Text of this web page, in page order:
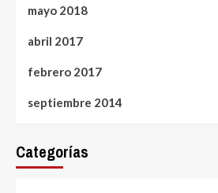
mayo 2018
abril 2017
febrero 2017
septiembre 2014
Categorías